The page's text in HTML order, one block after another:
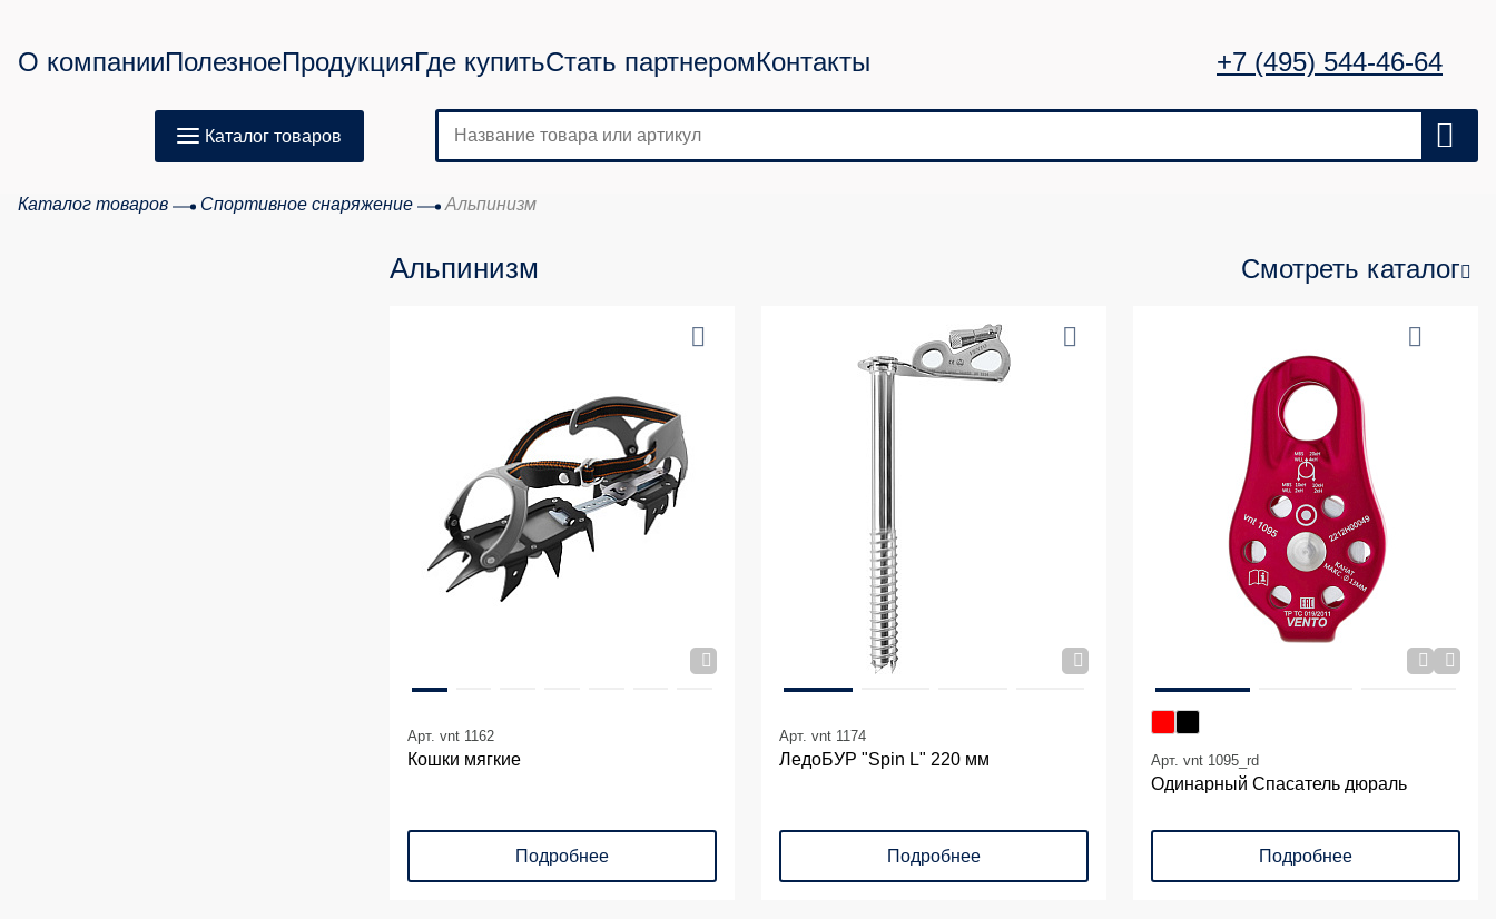
О компанииПолезноеПродукцияГде купитьСтать партнеромКонтакты +7 (495) 544-46-64
Каталог товаров
Каталог товаров Спортивное снаряжение Альпинизм
Альпинизм Смотреть каталог
Арт. vnt 1162
Кошки мягкие
Подробнее
Арт. vnt 1174
ЛедоБУР "Spin L" 220 мм
Подробнее
Арт. vnt 1095_rd
Одинарный Спасатель дюраль
Подробнее